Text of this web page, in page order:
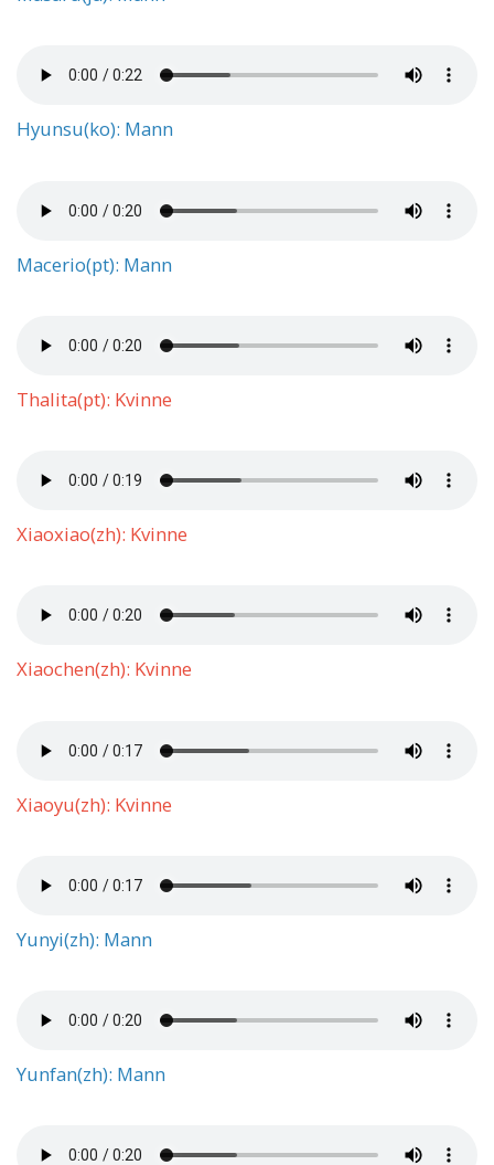
Hyunsu(ko): Mann
Macerio(pt): Mann
Thalita(pt): Kvinne
Xiaoxiao(zh): Kvinne
Xiaochen(zh): Kvinne
Xiaoyu(zh): Kvinne
Yunyi(zh): Mann
Yunfan(zh): Mann